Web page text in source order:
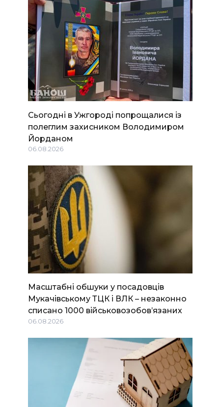
Сьогодні в Ужгороді попрощалися із
полеглим захисником Володимиром
Йорданом
06.08.2026
Масштабні обшуки у посадовців
Мукачівському ТЦК і ВЛК – незаконно
списано 1000 військовозобов’язаних
06.08.2026